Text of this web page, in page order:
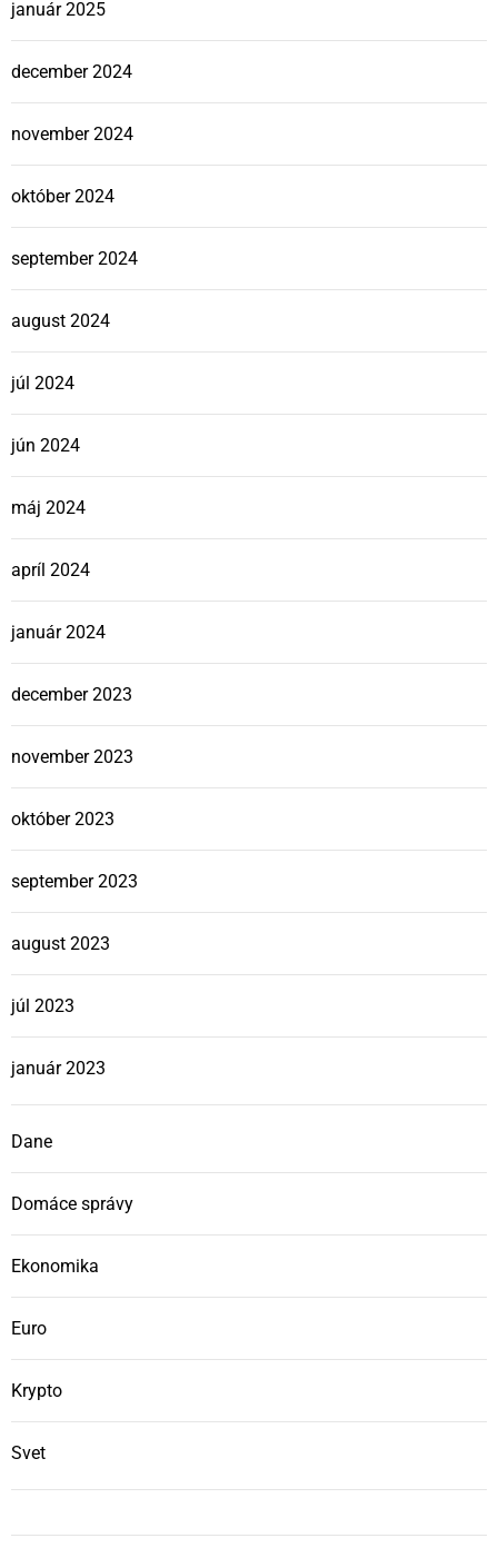
január 2025
december 2024
november 2024
október 2024
september 2024
august 2024
júl 2024
jún 2024
máj 2024
apríl 2024
január 2024
december 2023
november 2023
október 2023
september 2023
august 2023
júl 2023
január 2023
Dane
Domáce správy
Ekonomika
Euro
Krypto
Svet